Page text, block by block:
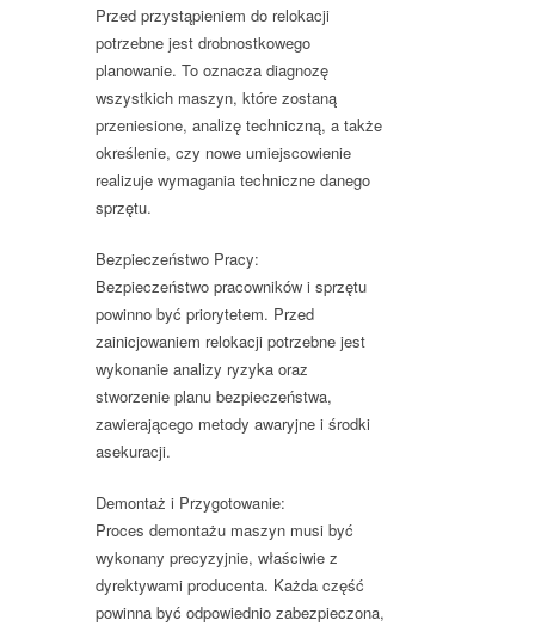
Przed przystąpieniem do relokacji
potrzebne jest drobnostkowego
planowanie. To oznacza diagnozę
wszystkich maszyn, które zostaną
przeniesione, analizę techniczną, a także
określenie, czy nowe umiejscowienie
realizuje wymagania techniczne danego
sprzętu.
Bezpieczeństwo Pracy:
Bezpieczeństwo pracowników i sprzętu
powinno być priorytetem. Przed
zainicjowaniem relokacji potrzebne jest
wykonanie analizy ryzyka oraz
stworzenie planu bezpieczeństwa,
zawierającego metody awaryjne i środki
asekuracji.
Demontaż i Przygotowanie:
Proces demontażu maszyn musi być
wykonany precyzyjnie, właściwie z
dyrektywami producenta. Każda część
powinna być odpowiednio zabezpieczona,